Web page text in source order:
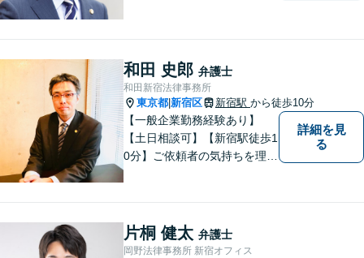
務トラブル・債権回収・相
続・離婚・不動産などお困り
の方はぜひご相談ください。
和田 史郎 弁護士
和田新宿法律事務所
東京都 新宿区 新宿駅 から徒歩10分
【一般企業勤務経験あり】
【土日相談可】【新宿駅徒歩1
0分】ご依頼者の気持ちを理解
詳細を見
る
片桐 健太 弁護士
岡野法律事務所 新宿オフィス